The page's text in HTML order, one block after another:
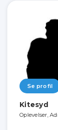
Se profil
Kitesyd
Oplevelser,